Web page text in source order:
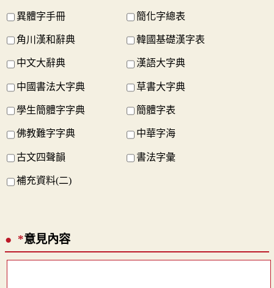
異體字手冊 簡化字總表
角川漢和辭典 韓國基礎漢字表
中文大辭典 漢語大字典
中國書法大字典 草書大字典
學生簡體字字典 簡體字表
佛教難字字典 中華字海
古文四聲韻 書法字彙
補充資料(二)
*意見內容